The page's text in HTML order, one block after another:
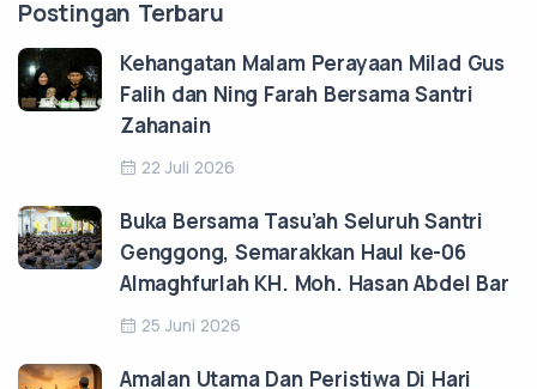
Postingan Terbaru
Kehangatan Malam Perayaan Milad Gus
Falih dan Ning Farah Bersama Santri
Zahanain
22 Juli 2026
Buka Bersama Tasu’ah Seluruh Santri
Genggong, Semarakkan Haul ke-06
Almaghfurlah KH. Moh. Hasan Abdel Bar
25 Juni 2026
Amalan Utama Dan Peristiwa Di Hari